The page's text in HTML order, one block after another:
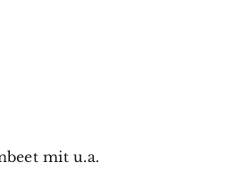
mit u.a.